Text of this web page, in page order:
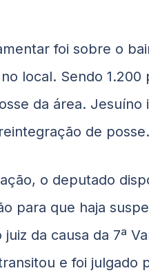
foi sobre o
local. Sendo
da área. Jesuíno
de posse.
o deputado
para que haja
da causa da 7ª
e foi julgado